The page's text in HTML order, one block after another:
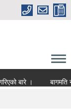
बारे ।
बागमति